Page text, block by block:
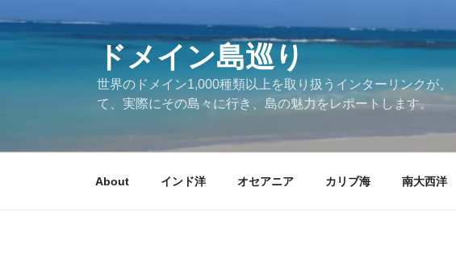
ドメイン島巡り
世界のドメイン1,000種類以上を取り扱うインターリンクが
て、実際にその島々に行き、島の魅力をレポートします。
About インド洋 オセアニア カリブ海 南大西洋